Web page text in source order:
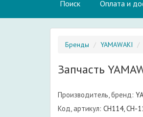
Поиск Оплата и
Бренды YAMAWAKI
Запчасть
Производитель, бренд:
Код, артикул: CH114, CH-